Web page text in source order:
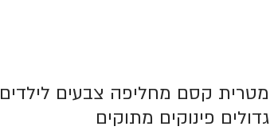
מטרית קסם מחליפה צבעים לילדים
גדולים פינוקים מתוקים